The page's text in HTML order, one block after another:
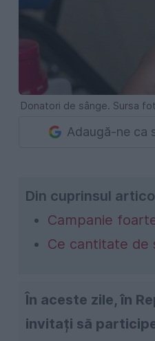
Donatori de sânge. Sursa
Adaugă-ne ca
Din cuprinsul
Campanie
Ce cantitate de
În aceste zile, în
invitați să